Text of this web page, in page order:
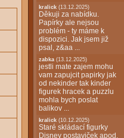
kralick (13.12.2025)
Děkuji za nabídku.
Papírky ale nejsou
problém - ty máme k
dispozici. Jak jsem již
psal, z&aa ...
zabka (13.12.2025)
jestli mate zajem mohu
vam zapujcit papirky jak
od nekinder tak kinder
figurek hracek a puzzlu
mohla bych poslat
balikov ...
kralick (10.12.2025)
Staré skládací figurky
Disney postaviček apod.